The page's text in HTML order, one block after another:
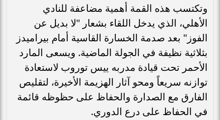
وتكتسب هذه القمة أهمية مضاعفة للنادي
الأهلي، الذي يدخل اللقاء بشعار "لا بديل عن
الفوز" بعد صدمة الخسارة القاسية أمام بيراميدز
بثلاثية نظيفة في الجولة الماضية. ويسعى المارد
الأحمر تحت قيادة مدربه ييس توروب لاستعادة
توازنه سريعاً ومحو آثار الهزيمة الأخيرة، لتقليص
الفارق مع الصدارة والحفاظ على حظوظه قائمة
في الحفاظ على درع الدوري.